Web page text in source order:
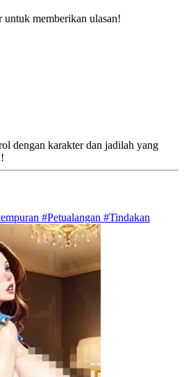
untuk memberikan ulasan!
dengan karakter dan jadilah yang
#Petualangan #Tindakan